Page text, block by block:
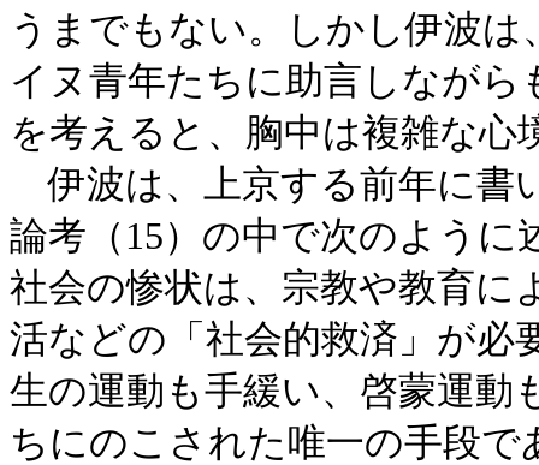
うまでもない。しかし伊波
イヌ青年たちに助言しなが
を考えると、胸中は複雑な
伊波は、上京する前年に書
論考（15）の中で次のよう
社会の惨状は、宗教や教育に
活などの「社会的救済」が必
生の運動も手緩い、啓蒙運動
ちにのこされた唯一の手段